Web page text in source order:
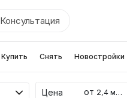
Консультация
Купить Снять Новостройки
Цена от 2,4 млрд